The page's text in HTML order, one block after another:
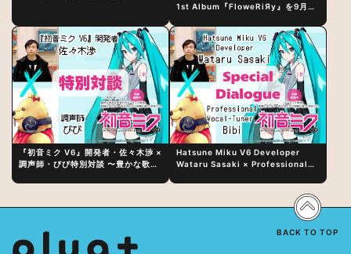
1st Album『FloweRiЯy』を9月23
『初音ミク V6』開発者・佐々木渉 ×
調声師・びび特別対談 〜豊かな歌声
Hatsune Miku V6 Developer
Wataru Sasaki × Professional
Vocal Expression Lies in “Love
for the singing characters” and
BACK TO TOP